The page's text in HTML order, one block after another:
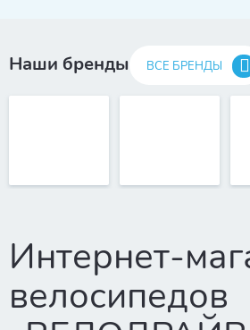
Наши бренды ВСЕ БРЕНДЫ
Интернет-
велосипедов